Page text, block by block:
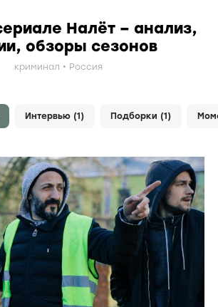
Налёт – анализ,
обзоры сезонов
криминал Россия
Интервью (1) Подборки (1)